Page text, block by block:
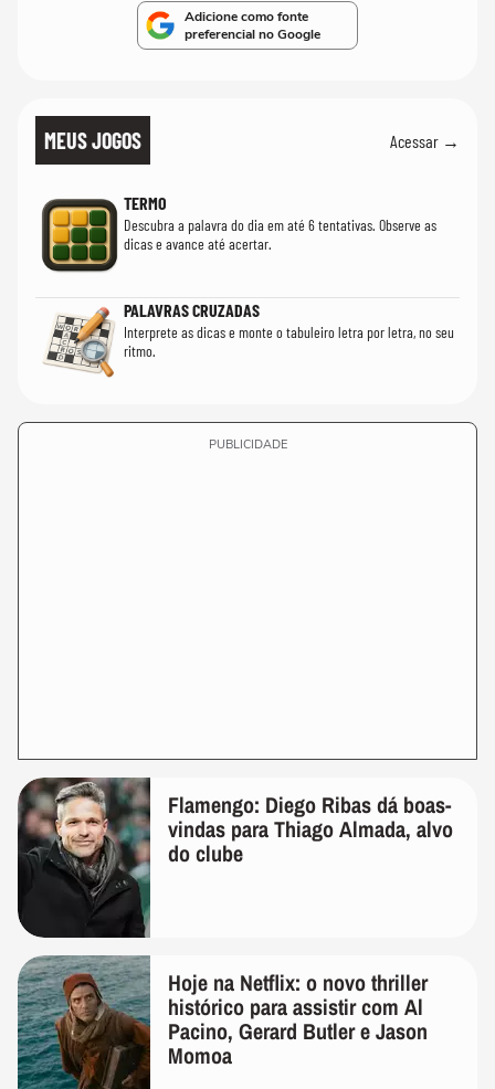
Adicione como fonte
preferencial no Google
MEUS JOGOS Acessar →
TERMO
Descubra a palavra do dia em até 6 tentativas. Observe as
dicas e avance até acertar.
PALAVRAS CRUZADAS
Interprete as dicas e monte o tabuleiro letra por letra, no seu
ritmo.
PUBLICIDADE
Flamengo: Diego Ribas dá boas-
vindas para Thiago Almada, alvo
do clube
Hoje na Netflix: o novo thriller
histórico para assistir com Al
Pacino, Gerard Butler e Jason
Momoa